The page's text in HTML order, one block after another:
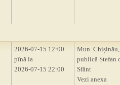
2026-07-15 12:00
pînă la
2026-07-15 22:00
Mun.
publică Ștefan
Sfânt
Vezi anexa